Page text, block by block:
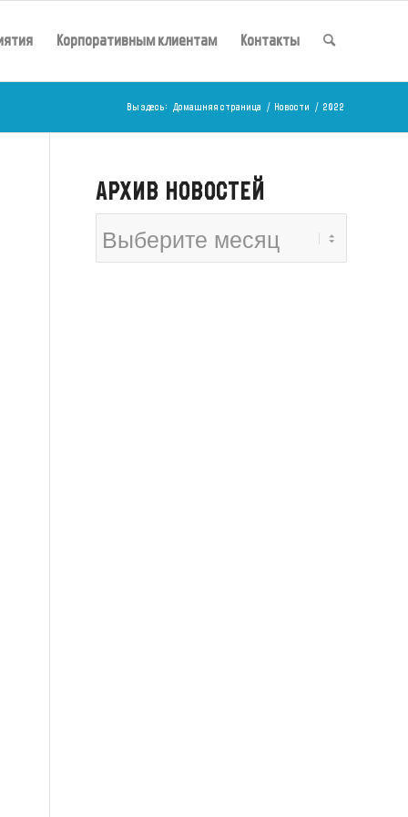
Корпоративным клиентам Контакты
Вы здесь: Домашняя страница / Новости / 2022
АРХИВ НОВОСТЕЙ